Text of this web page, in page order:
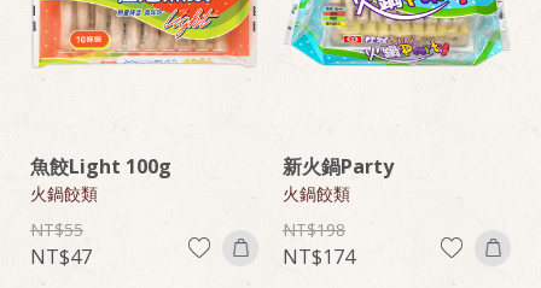
魚餃Light 100g
火鍋餃類
55
47
新火鍋Party
火鍋餃類
198
174